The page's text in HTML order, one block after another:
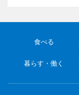
食べる
暮らす・働く